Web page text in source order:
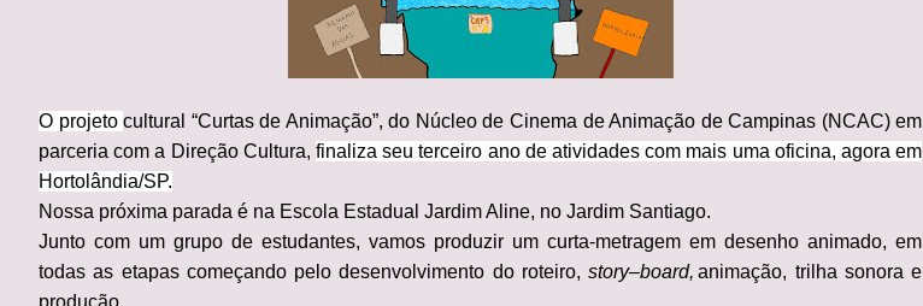
O projetocultural “Curtas de Animação”, do Núcleo de Cinema de Animação de Campinas (NCAC) em
parceria com a Direção Cultura,finaliza seu terceiro ano de atividades com mais uma oficina, agora em
Hortolândia/SP.
Nossa próxima parada é na Escola Estadual Jardim Aline, no Jardim Santiago.
Junto com um grupo de estudantes, vamos produzir um curta-metragem em desenho animado, em
todas as etapascomeçando pelo desenvolvimento do roteiro,story–board,animação, trilha sonora e
produção.